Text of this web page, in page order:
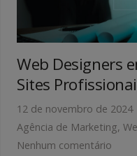
Web Designers
Sites
12 de novembro de 2024
Agência de Marketing,
Nenhum comentário